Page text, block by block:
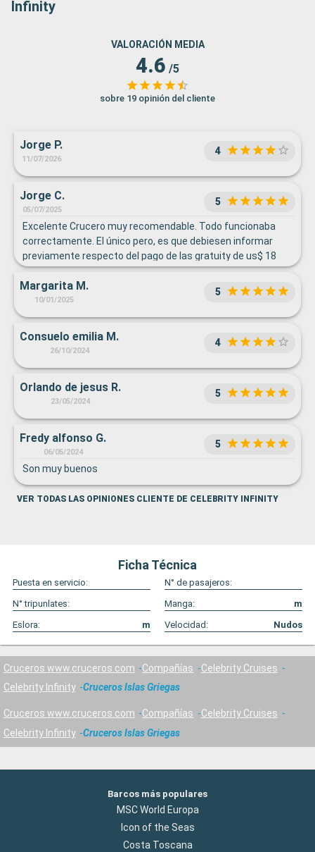
Infinity
VALORACIÓN MEDIA
4.6 /5
sobre 19 opinión del cliente
Jorge P.
11/07/2026
4
Jorge C.
05/07/2025
5
Excelente Crucero muy recomendable. Todo funcionaba
correctamente. El único pero, es que debiesen informar
previamente respecto del pago de las gratuity de us$ 18
por persona por día.
Margarita M.
10/01/2025
5
Consuelo emilia M.
26/10/2024
4
Orlando de jesus R.
23/05/2024
5
Fredy alfonso G.
06/05/2024
5
Son muy buenos
VER TODAS LAS OPINIONES CLIENTE DE CELEBRITY INFINITY
Ficha Técnica
Puesta en servicio:
N° de pasajeros:
N° tripunlates:
Manga:
m
Eslora:
m Velocidad: Nudos
Cruceros www.cruceros.com Compañías
Celebrity Cruises
Celebrity Infinity
Cruceros Islas Griegas
Cruceros www.cruceros.com Compañías
Celebrity Cruises
Celebrity Infinity
Cruceros Islas Griegas
Barcos más populares
MSC World Europa
Icon of the Seas
Costa Toscana